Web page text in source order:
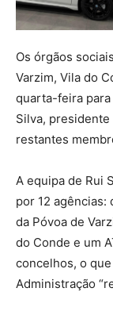
Os órgãos
Varzim, Vila do
quarta-feira
Silva,
restantes
A equipa de Rui
por 12 agências:
da Póvoa de
do Conde e um
concelhos, o
Administração